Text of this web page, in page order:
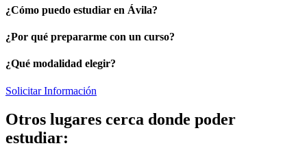
¿Cómo puedo estudiar en Ávila?
¿Por qué prepararme con un curso?
¿Qué modalidad elegir?
Solicitar Información
Otros lugares cerca donde poder
estudiar: